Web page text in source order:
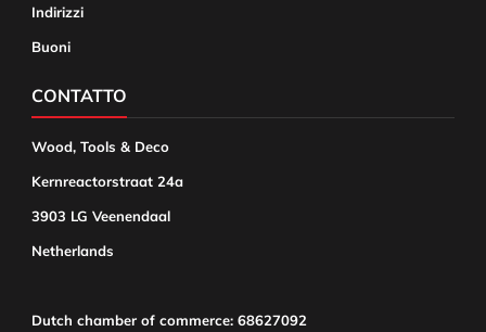
Indirizzi
Buoni
CONTATTO
Wood, Tools & Deco
Kernreactorstraat 24a
3903 LG Veenendaal
Netherlands
Dutch chamber of commerce: 68627092